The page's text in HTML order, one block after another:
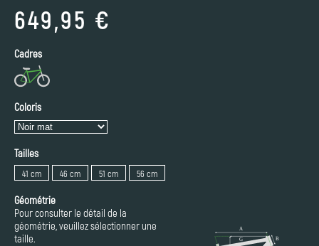
649,95 €
Cadres
Coloris
Tailles
41 cm 46 cm 51 cm 56 cm
Géométrie
Pour consulter le détail de la
géométrie, veuillez sélectionner une
taille.